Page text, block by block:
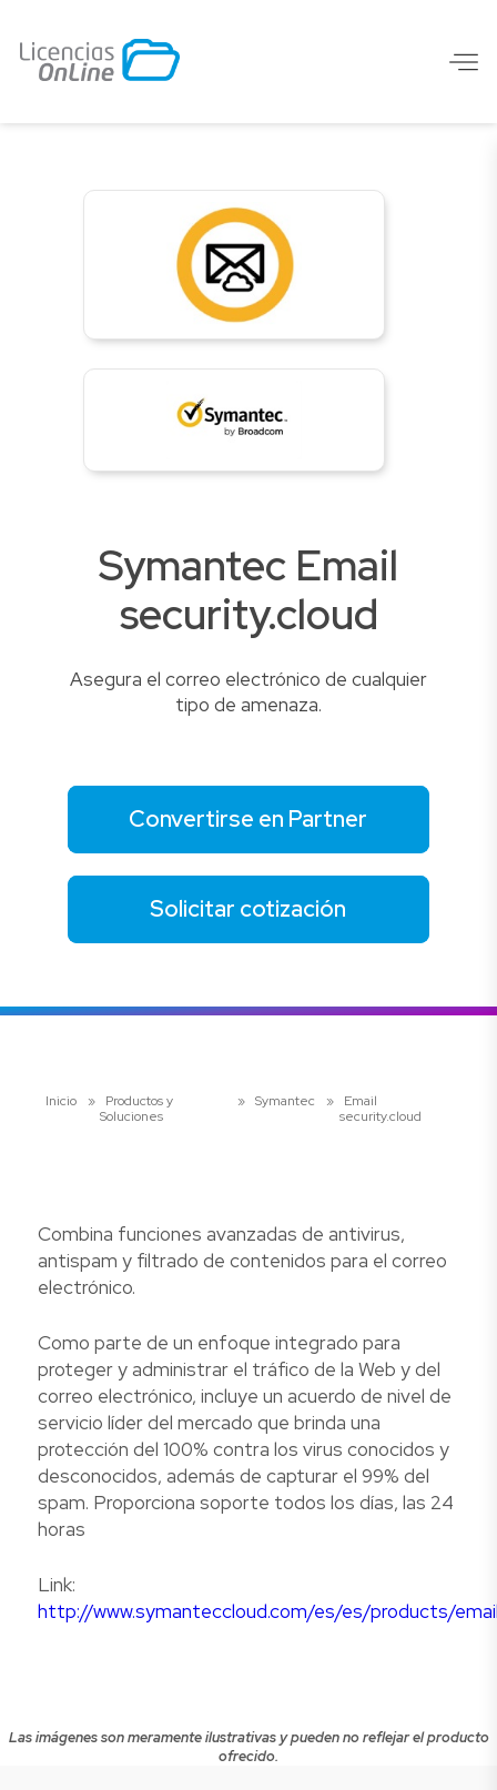
Symantec Email
security.cloud
Asegura el correo electrónico de cualquier
tipo de amenaza.
Convertirse en Partner
Solicitar cotización
Inicio »
Productos y
Soluciones
» Symantec »
Email
security.cloud
Combina funciones avanzadas de antivirus,
antispam y filtrado de contenidos para el correo
electrónico.
Como parte de un enfoque integrado para
proteger y administrar el tráfico de la Web y del
correo electrónico, incluye un acuerdo de nivel de
servicio líder del mercado que brinda una
protección del 100% contra los virus conocidos y
desconocidos, además de capturar el 99% del
spam. Proporciona soporte todos los días, las 24
horas
Link:
http://www.symanteccloud.com/es/es/products/
Las imágenes son meramente ilustrativas y pueden no reflejar el producto
ofrecido.